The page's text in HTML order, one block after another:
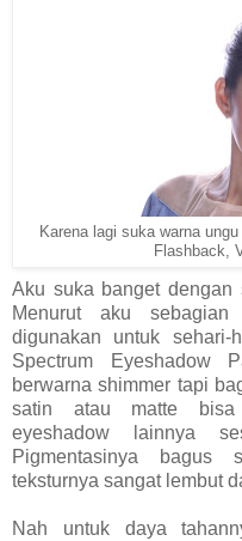
Karena lagi suka warna
Flashback,
Aku suka banget dengan
Menurut aku
digunakan untuk
Spectrum Eyeshadow
berwarna shimmer tapi
satin atau matte bisa
eyeshadow lainnya
Pigmentasinya bagus
teksturnya sangat lembut
Nah untuk daya